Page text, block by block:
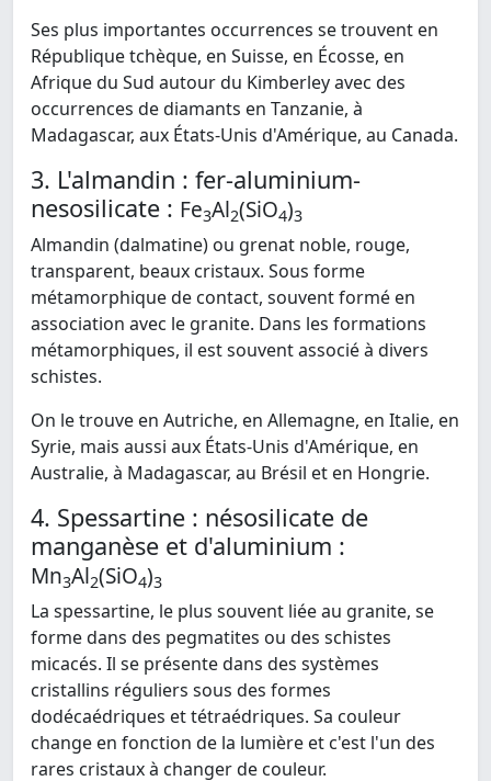
Ses plus importantes occurrences se trouvent en
République tchèque, en Suisse, en Écosse, en
Afrique du Sud autour du Kimberley avec des
occurrences de diamants en Tanzanie, à
Madagascar, aux États-Unis d'Amérique, au Canada.
3. L'almandin : fer-aluminium-
nesosilicate : Fe3Al2(SiO4)3
Almandin (dalmatine) ou grenat noble, rouge,
transparent, beaux cristaux. Sous forme
métamorphique de contact, souvent formé en
association avec le granite. Dans les formations
métamorphiques, il est souvent associé à divers
schistes.
On le trouve en Autriche, en Allemagne, en Italie, en
Syrie, mais aussi aux États-Unis d'Amérique, en
Australie, à Madagascar, au Brésil et en Hongrie.
4. Spessartine : nésosilicate de
manganèse et d'aluminium :
Mn3Al2(SiO4)3
La spessartine, le plus souvent liée au granite, se
forme dans des pegmatites ou des schistes
micacés. Il se présente dans des systèmes
cristallins réguliers sous des formes
dodécaédriques et tétraédriques. Sa couleur
change en fonction de la lumière et c'est l'un des
rares cristaux à changer de couleur.